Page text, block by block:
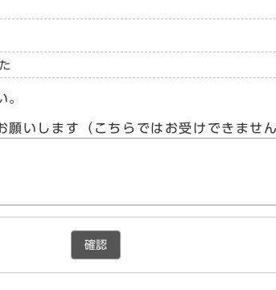
。
願いします（こちらではお受けできませ
確認